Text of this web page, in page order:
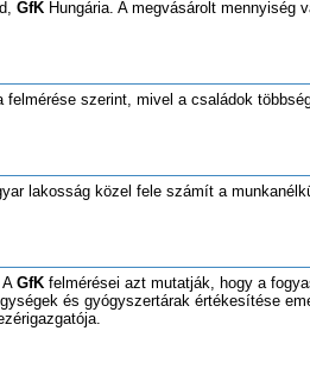
GfK Hungária. A megvásárolt mennyiség
felmérése szerint, mivel a családok
lakosság közel fele számít a
A GfK felmérései azt mutatják, hogy a
és gyógyszertárak értékesítése